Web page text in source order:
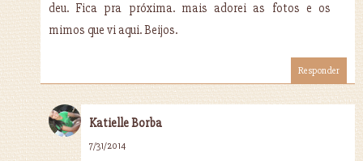
deu. Fica pra próxima. mais adorei as fotos e os
mimos que vi aqui. Beijos.
Responder
Katielle Borba
7/31/2014